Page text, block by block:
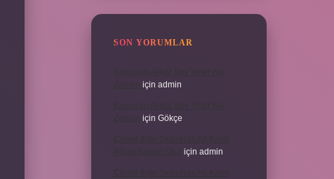
SON YORUMLAR
için admin
için Gökçe
için admin